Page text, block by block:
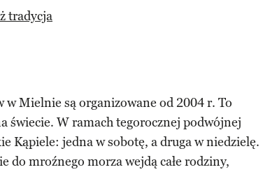
tradycja
Mielnie są organizowane od 2004 r. To
świecie. W ramach tegorocznej podwójnej
Kąpiele: jedna w sobotę, a druga w niedzielę.
do mroźnego morza wejdą całe rodziny,